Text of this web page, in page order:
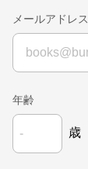
メールアドレス
年齢
歳